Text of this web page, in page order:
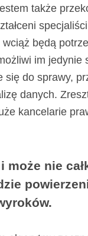
także
będą
im jedynie
się do sprawy,
danych.
kancelarie
może nie